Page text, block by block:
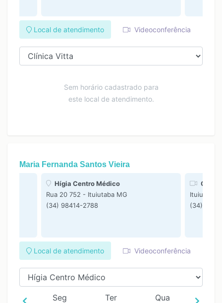
Local de atendimento Videoconferência
Sem horário cadastrado para
este local de atendimento.
Maria Fernanda Santos Vieira
Hígia Centro Médico
Rua 20 752 - Ituiutaba MG
(34) 98414-2788
Online
Ituiutaba
(34)
Local de atendimento Videoconferência
Seg Ter Qua